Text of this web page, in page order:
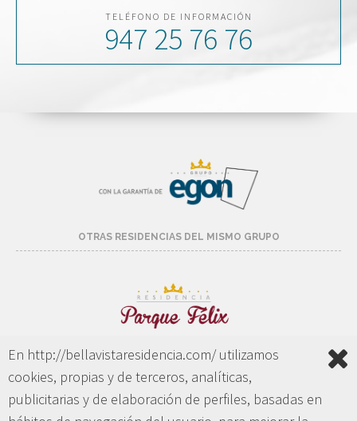
En http://bellavistaresidencia.com/ utilizamos
cookies, propias y de terceros, analíticas,
publicitarias y de elaboración de perfiles, basadas en
TELÉFONO DE INFORMACIÓN
947 25 76 76
OTRAS RESIDENCIAS DEL MISMO GRUPO
Residencia Parque Félix